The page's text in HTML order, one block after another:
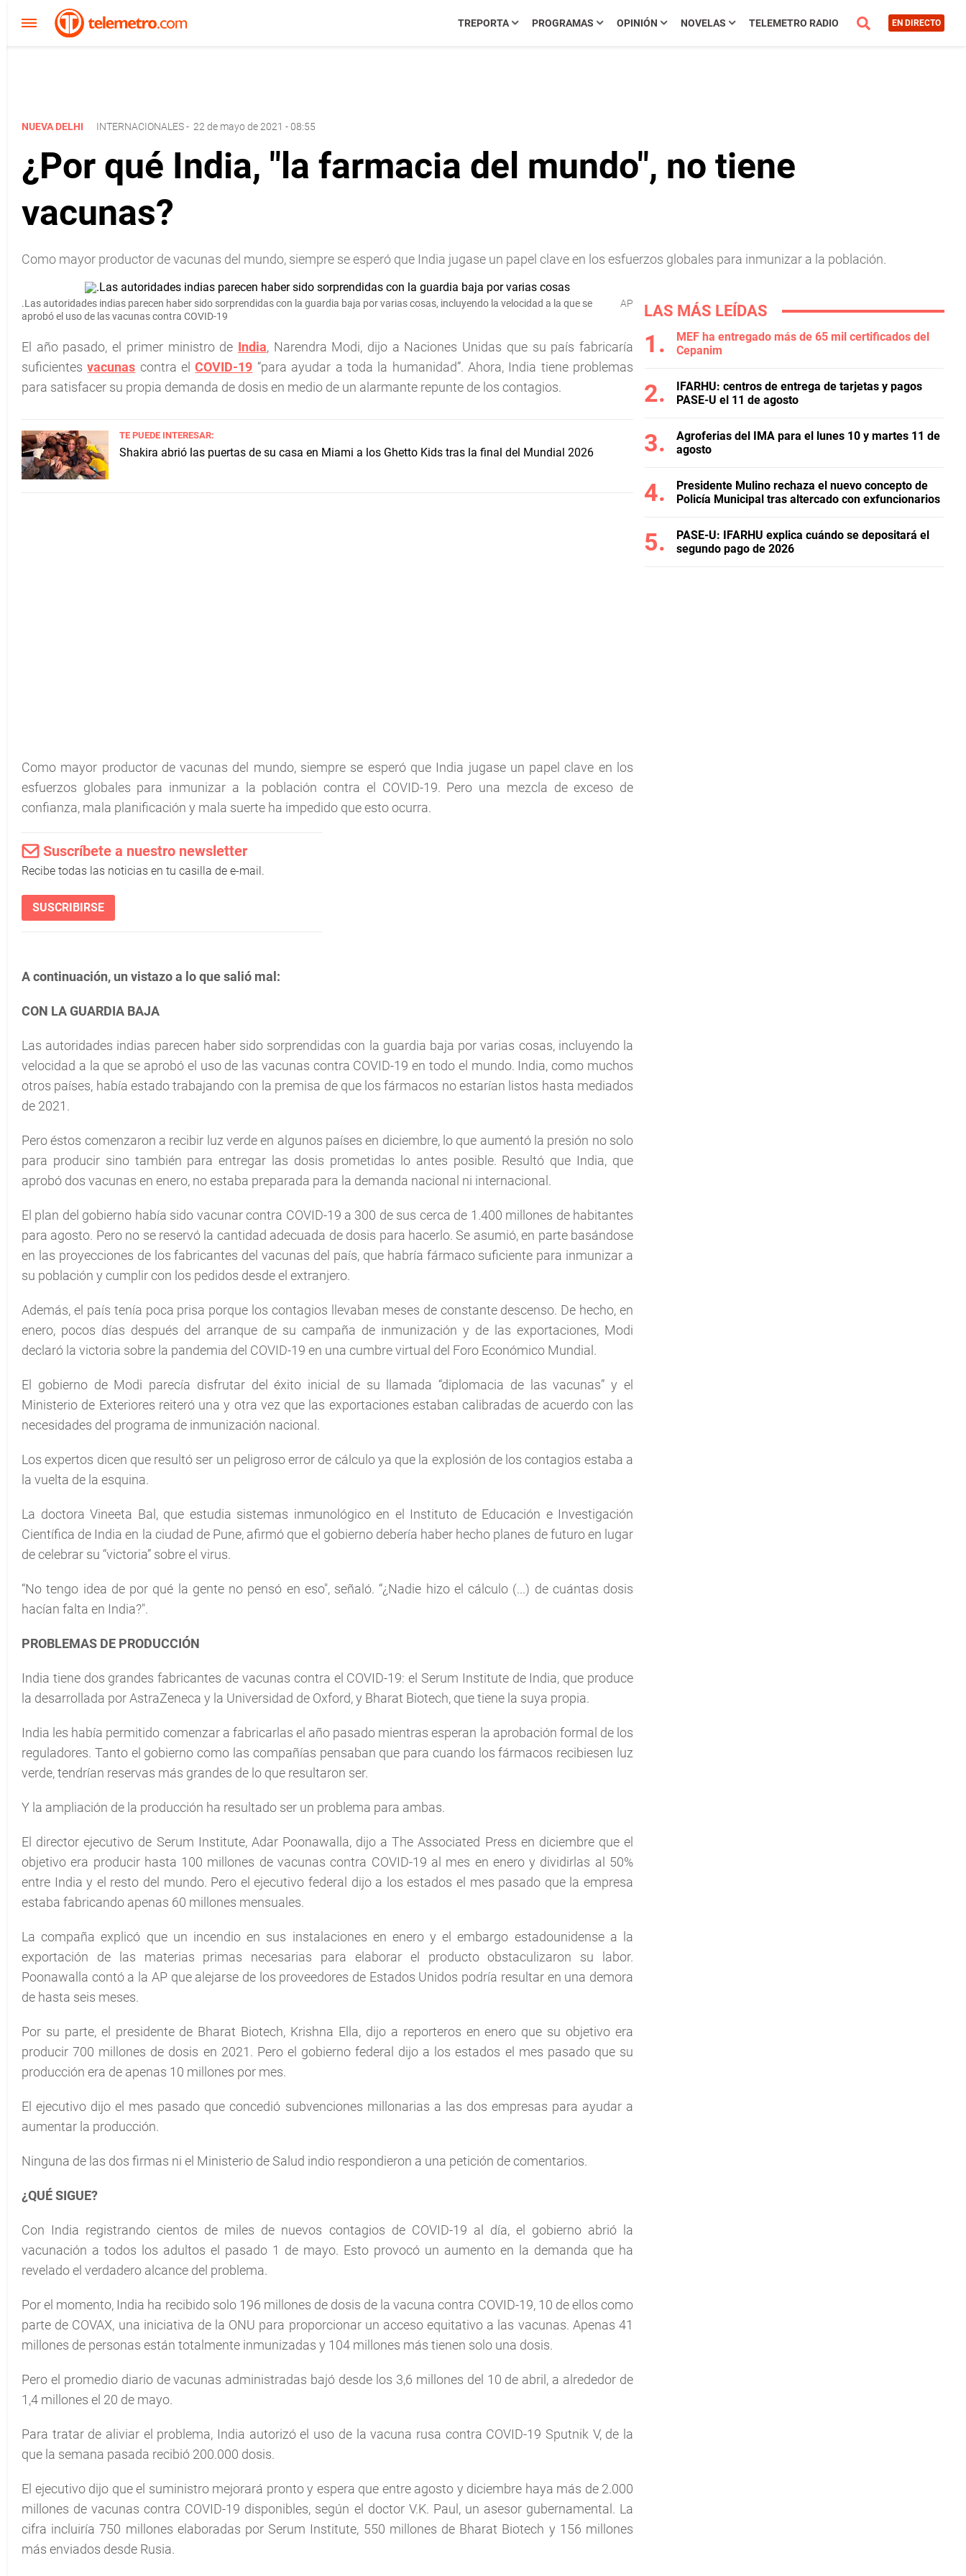
TREPORTA PROGRAMAS OPINIÓN NOVELAS TELEMETRO RADIO EN DIRECTO
NUEVA DELHI INTERNACIONALES- 22 de mayo de 2021 - 08:55
¿Por qué India, "la farmacia del mundo", no tiene
vacunas?
Como mayor productor de vacunas del mundo, siempre se esperó que India jugase un papel clave en los esfuerzos globales para inmunizar a la población.
.Las autoridades indias parecen haber sido sorprendidas con la guardia baja por varias cosas, incluyendo la velocidad a la que se
aprobó el uso de las vacunas contra COVID-19
AP
El año pasado, el primer ministro de India, Narendra Modi, dijo a Naciones Unidas que su país fabricaría
suficientesvacunas contra elCOVID-19 “para ayudar a toda la humanidad”. Ahora, India tiene problemas
para satisfacer su propia demanda de dosis en medio de un alarmante repunte de los contagios.
TE PUEDE INTERESAR:
Shakira abrió las puertas de su casa en Miami a los Ghetto Kids tras la final del Mundial 2026
Como mayor productor de vacunas del mundo, siempre se esperó que India jugase un papel clave en los
esfuerzos globales para inmunizar a la población contra el COVID-19. Pero una mezcla de exceso de
confianza, mala planificación y mala suerte ha impedido que esto ocurra.
Suscríbete a nuestro newsletter
Recibe todas las noticias en tu casilla de e-mail.
SUSCRIBIRSE
A continuación, un vistazo a lo que salió mal:
CON LA GUARDIA BAJA
Las autoridades indias parecen haber sido sorprendidas con la guardia baja por varias cosas, incluyendo la
velocidad a la que se aprobó el uso de las vacunas contra COVID-19 en todo el mundo. India, como muchos
otros países, había estado trabajando con la premisa de que los fármacos no estarían listos hasta mediados
de 2021.
Pero éstos comenzaron a recibir luz verde en algunos países en diciembre, lo que aumentó la presión no solo
para producir sino también para entregar las dosis prometidas lo antes posible. Resultó que India, que
aprobó dos vacunas en enero, no estaba preparada para la demanda nacional ni internacional.
El plan del gobierno había sido vacunar contra COVID-19 a 300 de sus cerca de 1.400 millones de habitantes
para agosto. Pero no se reservó la cantidad adecuada de dosis para hacerlo. Se asumió, en parte basándose
en las proyecciones de los fabricantes del vacunas del país, que habría fármaco suficiente para inmunizar a
su población y cumplir con los pedidos desde el extranjero.
Además, el país tenía poca prisa porque los contagios llevaban meses de constante descenso. De hecho, en
enero, pocos días después del arranque de su campaña de inmunización y de las exportaciones, Modi
declaró la victoria sobre la pandemia del COVID-19 en una cumbre virtual del Foro Económico Mundial.
El gobierno de Modi parecía disfrutar del éxito inicial de su llamada “diplomacia de las vacunas” y el
Ministerio de Exteriores reiteró una y otra vez que las exportaciones estaban calibradas de acuerdo con las
necesidades del programa de inmunización nacional.
Los expertos dicen que resultó ser un peligroso error de cálculo ya que la explosión de los contagios estaba a
la vuelta de la esquina.
La doctora Vineeta Bal, que estudia sistemas inmunológico en el Instituto de Educación e Investigación
Científica de India en la ciudad de Pune, afirmó que el gobierno debería haber hecho planes de futuro en lugar
de celebrar su “victoria” sobre el virus.
“No tengo idea de por qué la gente no pensó en eso", señaló. “¿Nadie hizo el cálculo (...) de cuántas dosis
hacían falta en India?".
PROBLEMAS DE PRODUCCIÓN
India tiene dos grandes fabricantes de vacunas contra el COVID-19: el Serum Institute de India, que produce
la desarrollada por AstraZeneca y la Universidad de Oxford, y Bharat Biotech, que tiene la suya propia.
India les había permitido comenzar a fabricarlas el año pasado mientras esperan la aprobación formal de los
reguladores. Tanto el gobierno como las compañías pensaban que para cuando los fármacos recibiesen luz
verde, tendrían reservas más grandes de lo que resultaron ser.
Y la ampliación de la producción ha resultado ser un problema para ambas.
El director ejecutivo de Serum Institute, Adar Poonawalla, dijo a The Associated Press en diciembre que el
objetivo era producir hasta 100 millones de vacunas contra COVID-19 al mes en enero y dividirlas al 50%
entre India y el resto del mundo. Pero el ejecutivo federal dijo a los estados el mes pasado que la empresa
estaba fabricando apenas 60 millones mensuales.
La compaña explicó que un incendio en sus instalaciones en enero y el embargo estadounidense a la
exportación de las materias primas necesarias para elaborar el producto obstaculizaron su labor.
Poonawalla contó a la AP que alejarse de los proveedores de Estados Unidos podría resultar en una demora
de hasta seis meses.
Por su parte, el presidente de Bharat Biotech, Krishna Ella, dijo a reporteros en enero que su objetivo era
producir 700 millones de dosis en 2021. Pero el gobierno federal dijo a los estados el mes pasado que su
producción era de apenas 10 millones por mes.
El ejecutivo dijo el mes pasado que concedió subvenciones millonarias a las dos empresas para ayudar a
aumentar la producción.
Ninguna de las dos firmas ni el Ministerio de Salud indio respondieron a una petición de comentarios.
¿QUÉ SIGUE?
Con India registrando cientos de miles de nuevos contagios de COVID-19 al día, el gobierno abrió la
vacunación a todos los adultos el pasado 1 de mayo. Esto provocó un aumento en la demanda que ha
revelado el verdadero alcance del problema.
Por el momento, India ha recibido solo 196 millones de dosis de la vacuna contra COVID-19, 10 de ellos como
parte de COVAX, una iniciativa de la ONU para proporcionar un acceso equitativo a las vacunas. Apenas 41
millones de personas están totalmente inmunizadas y 104 millones más tienen solo una dosis.
Pero el promedio diario de vacunas administradas bajó desde los 3,6 millones del 10 de abril, a alrededor de
1,4 millones el 20 de mayo.
Para tratar de aliviar el problema, India autorizó el uso de la vacuna rusa contra COVID-19 Sputnik V, de la
que la semana pasada recibió 200.000 dosis.
El ejecutivo dijo que el suministro mejorará pronto y espera que entre agosto y diciembre haya más de 2.000
millones de vacunas contra COVID-19 disponibles, según el doctor V.K. Paul, un asesor gubernamental. La
cifra incluiría 750 millones elaboradas por Serum Institute, 550 millones de Bharat Biotech y 156 millones
más enviados desde Rusia.
LAS MÁS LEÍDAS
MEF ha entregado más de 65 mil certificados del
Cepanim
IFARHU: centros de entrega de tarjetas y pagos
PASE-U el 11 de agosto
Agroferias del IMA para el lunes 10 y martes 11 de
agosto
Presidente Mulino rechaza el nuevo concepto de
Policía Municipal tras altercado con exfuncionarios
PASE-U: IFARHU explica cuándo se depositará el
segundo pago de 2026